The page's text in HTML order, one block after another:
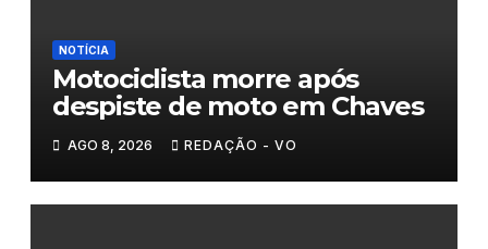
NOTÍCIA
Motociclista morre após
despiste de moto em Chaves
AGO 8, 2026 REDAÇÃO - VO